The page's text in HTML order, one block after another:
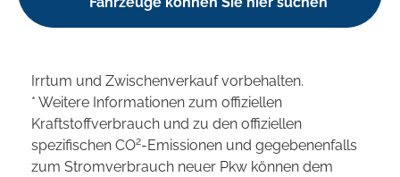
Irrtum und Zwischenverkauf vorbehalten.
* Weitere Informationen zum offiziellen
Kraftstoffverbrauch und zu den offiziellen
spezifischen CO2-Emissionen und gegebenenfalls
zum Stromverbrauch neuer Pkw können dem